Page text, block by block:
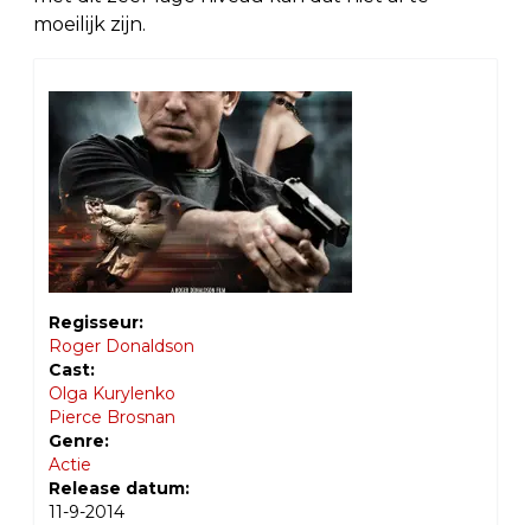
moeilijk zijn.
Regisseur:
Roger Donaldson
Cast:
Olga Kurylenko
Pierce Brosnan
Genre:
Actie
Release datum:
11-9-2014